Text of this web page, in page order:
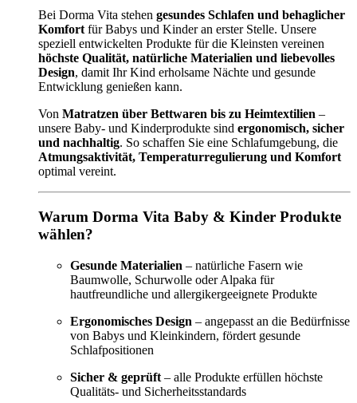
Bei Dorma Vita stehen gesundes Schlafen und behaglicher
Komfort für Babys und Kinder an erster Stelle. Unsere
speziell entwickelten Produkte für die Kleinsten vereinen
höchste Qualität, natürliche Materialien und liebevolles
Design, damit Ihr Kind erholsame Nächte und gesunde
Entwicklung genießen kann.
Von Matratzen über Bettwaren bis zu Heimtextilien –
unsere Baby- und Kinderprodukte sind ergonomisch, sicher
und nachhaltig. So schaffen Sie eine Schlafumgebung, die
Atmungsaktivität, Temperaturregulierung und Komfort
optimal vereint.
Warum Dorma Vita Baby & Kinder Produkte
wählen?
Gesunde Materialien – natürliche Fasern wie
Baumwolle, Schurwolle oder Alpaka für
hautfreundliche und allergikergeeignete Produkte
Ergonomisches Design – angepasst an die Bedürfnisse
von Babys und Kleinkindern, fördert gesunde
Schlafpositionen
Sicher & geprüft – alle Produkte erfüllen höchste
Qualitäts- und Sicherheitsstandards